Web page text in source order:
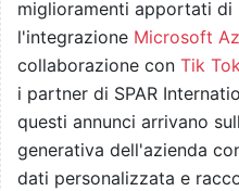
miglioramenti apportati
l'integrazione Microsoft
collaborazione con Tik
i partner di SPAR
questi annunci arrivano
generativa dell'azienda
dati personalizzata e